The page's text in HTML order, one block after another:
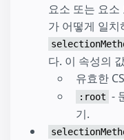
요소 또는 요
가 어떻게 일
다. 이 속성의
유효한
:root -
기.